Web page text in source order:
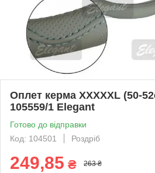
Оплет керма XXXXXL (50-
105559/1 Elegant
Готово до відправки
Код: 104501
Роздріб
249,85 ₴ 263 ₴